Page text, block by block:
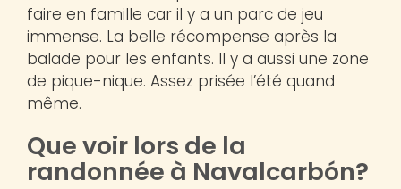
faire en famille car il y a un parc de jeu
immense. La belle récompense après la
balade pour les enfants. Il y a aussi une zone
de pique-nique. Assez prisée l’été quand
même.
Que voir lors de la
randonnée à Navalcarbón?